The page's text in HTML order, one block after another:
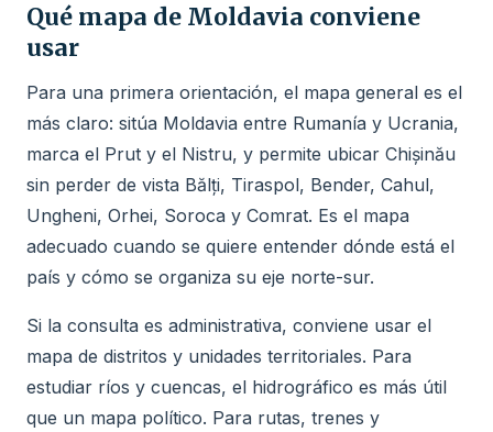
Qué mapa de Moldavia conviene
usar
Para una primera orientación, el mapa general es el
más claro: sitúa Moldavia entre Rumanía y Ucrania,
marca el Prut y el Nistru, y permite ubicar Chișinău
sin perder de vista Bălți, Tiraspol, Bender, Cahul,
Ungheni, Orhei, Soroca y Comrat. Es el mapa
adecuado cuando se quiere entender dónde está el
país y cómo se organiza su eje norte-sur.
Si la consulta es administrativa, conviene usar el
mapa de distritos y unidades territoriales. Para
estudiar ríos y cuencas, el hidrográfico es más útil
que un mapa político. Para rutas, trenes y